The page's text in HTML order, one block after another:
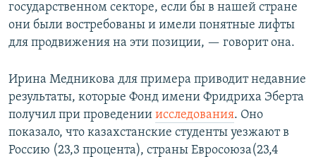
государственном секторе, если бы в нашей стране
они были востребованы и имели понятные лифты
для продвижения на эти позиции, — говорит она.
Ирина Медникова для примера приводит недавние
результаты, которые Фонд имени Фридриха Эберта
получил при проведении исследования. Оно
показало, что казахстанские студенты уезжают в
Россию (23,3 процента), страны Евросоюза(23,4